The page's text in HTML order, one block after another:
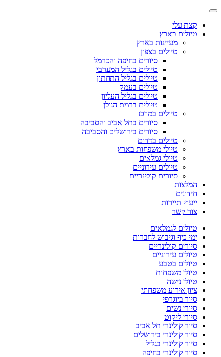
קצת עלי
טיולים בארץ
מעיינות בארץ
טיולים בצפון
סיורים בחיפה והכרמל
טיולים בגליל המערבי
טיולים בגליל התחתון
טיולים בעמק
טיולים בגליל העליון
טיולים ברמת הגולן
טיולים במרכז
סיורים בתל אביב והסביבה
סיורים בירושלים והסביבה
טיולים בדרום
טיולי משפחות בארץ
טיולי גמלאים
טיולים עירוניים
סיורים קולינריים
המלצות
חידונים
ייעוץ תיירות
צור קשר
טיולים לגמלאים
ימי כיף וגיבוש לחברות
סיורים קולינריים
טיולים עירוניים
טיולים בטבע
טיולי משפחות
טיולי נישה
ציון אירוע משפחתי
סיור ביוגרפי
סיורי נשים
סיורי ליקוט
סיור קולינרי תל אביב
סיור קולינרי בירושלים
סיור קולינרי בגליל
סיור קולינרי בחיפה